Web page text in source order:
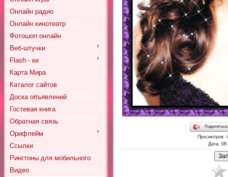
Онлайн радио
Онлайн кинотеатр
Фотошоп онлайн
Веб-штучки
Flash - ки
Карта Мира
Каталог сайтов
Доска объявлений
Гостевая книга
Обратная связь
Орифлейм
Ссылки
Рингтоны для мобильного
Видео
Просмотров:
Дата: 08